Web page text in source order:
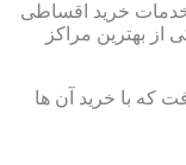
خدمات خرید اقساطی
بهترین مراکز
که با خرید آن ها